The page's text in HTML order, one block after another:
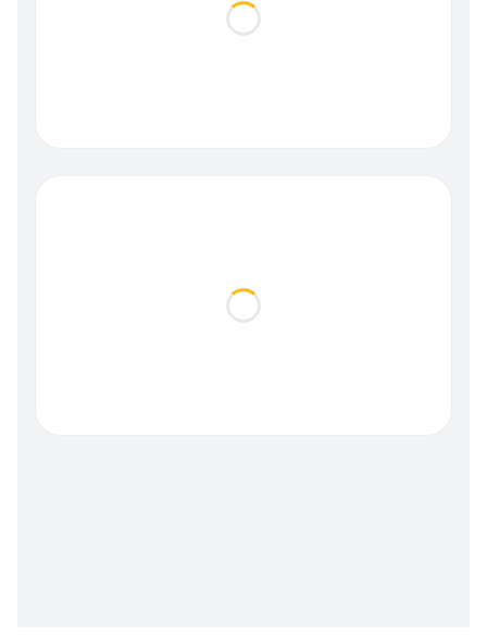
Loading...
Loading...